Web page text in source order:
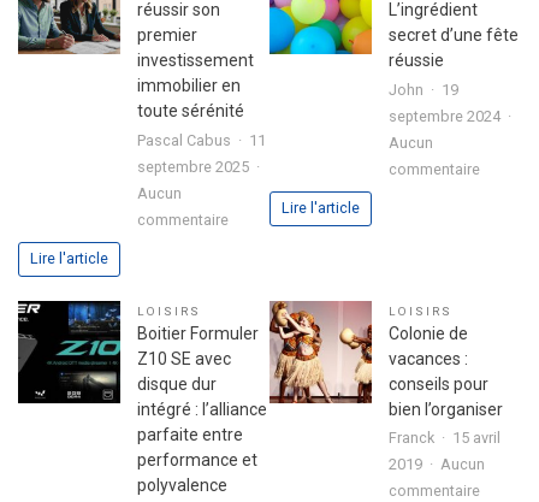
lettre
de
motivation
avec
chicken
réussir son
premier
investissement
immobilier en
toute sérénité
Pascal Cabus
11
septembre 2025
Aucun
commentairesur
réussir
son
premier
investissement
immobilier
en
toute
Lire l'article
L’ingrédient
secret d’une fête
réussie
John
19
septembre 2024
Aucun
commentairesur
Lire l'article
LOISIRS
Boitier Formuler
Z10 SE avec
disque dur
intégré : l’alliance
parfaite entre
performance et
polyvalence
LOISIRS
Colonie de
vacances :
conseils pour
bien l’organiser
Franck
15 avril
2019
Aucun
commentairesur